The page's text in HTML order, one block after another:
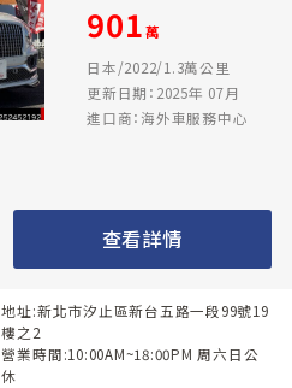
901萬
日本/2022/1.3萬公里
更新日期：2025年 07月
進口商：海外車服務中心
查看詳情
地址:新北市汐止區新台五路一段99號19
樓之2
營業時間:10:00AM~18:00PM 周六日公
休